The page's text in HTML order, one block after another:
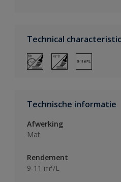
Technical
Technische informatie
Afwerking
Mat
Rendement
9-11 m²/L